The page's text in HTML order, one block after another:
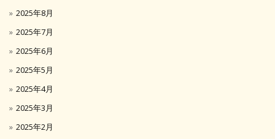
2025年8月
2025年7月
2025年6月
2025年5月
2025年4月
2025年3月
2025年2月